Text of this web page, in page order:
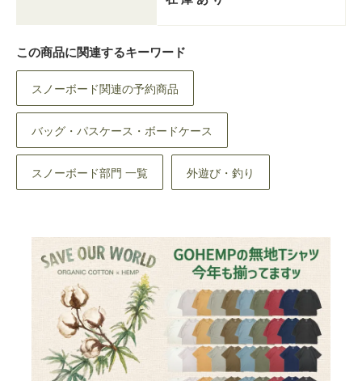
この商品に関連するキーワード
スノーボード関連の予約商品
バッグ・パスケース・ボードケース
スノーボード部門 一覧 外遊び・釣り